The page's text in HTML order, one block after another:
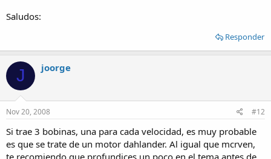
Saludos:
Responder
J joorge
Nov 20, 2008 #12
Si trae 3 bobinas, una para cada velocidad, es muy probable
es que se trate de un motor dahlander. Al igual que mcrven,
te recomiendo que profundices un poco en el tema antes de